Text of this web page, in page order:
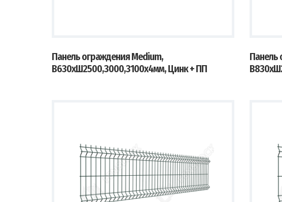
Панель ограждения Medium,
В630хШ2500,3000,3100х4мм, Цинк + ПП
Панель